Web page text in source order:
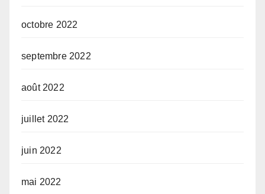
octobre 2022
septembre 2022
août 2022
juillet 2022
juin 2022
mai 2022